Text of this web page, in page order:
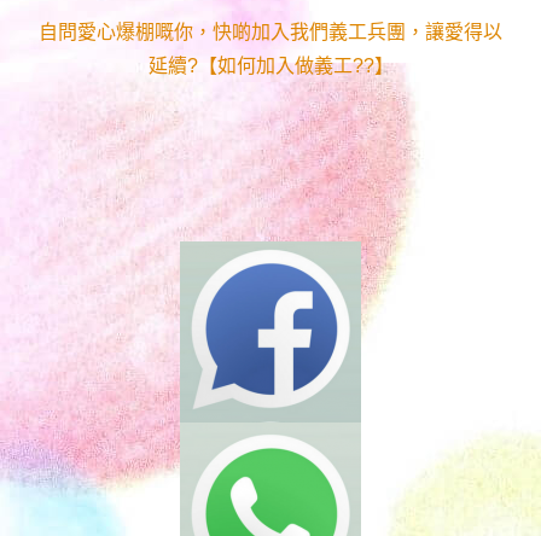
自問愛心爆棚嘅你，快啲加入我們義工兵團，讓愛得以
延續?【如何加入做義工??】